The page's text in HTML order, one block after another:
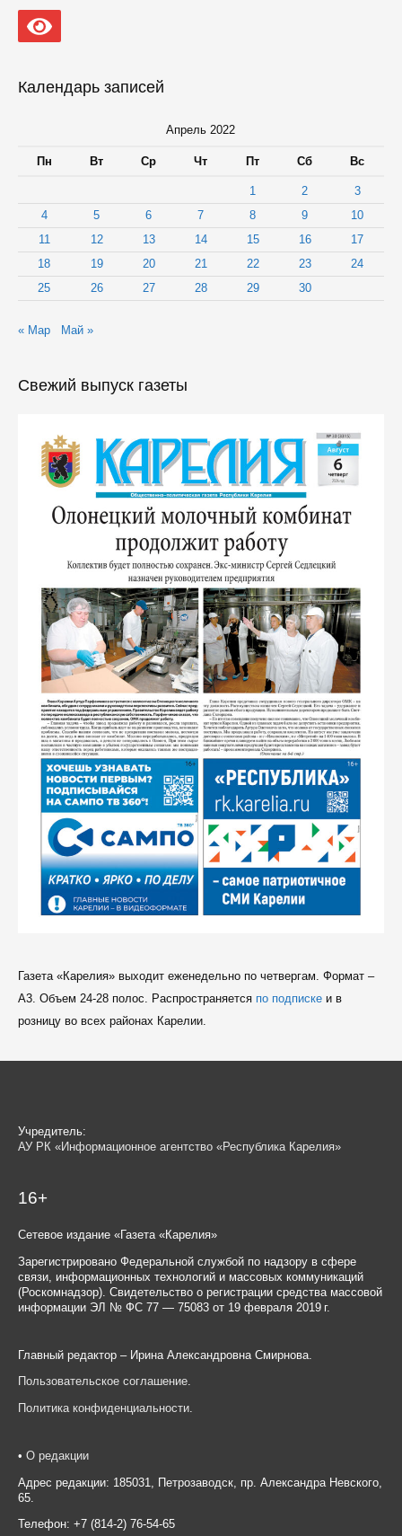
соцобъектов
Календарь записей
Апрель 2022
Пн Вт Ср Чт Пт Сб Вс
1 2
3
4
5 6 7 8 9
10
11
12 13 14 15 16
17
18
19 20 21 22 23
24
25
26 27 28 29 30
« Мар Май »
Свежий выпуск газеты
Газета «Карелия» выходит еженедельно по четвергам. Формат –
A3. Объем 24-28 полос. Распространяется по подпискеи в
розницу во всех районах Карелии.
Учредитель:
АУ РК «Информационное агентство «Республика Карелия»
16+
Сетевое издание «Газета «Карелия»
Зарегистрировано Федеральной службой по надзору в сфере
связи, информационных технологий и массовых коммуникаций
(Роскомнадзор). Свидетельство о регистрации средства массовой
информации ЭЛ № ФС 77 — 75083 от 19 февраля 2019 г.
Главный редактор – Ирина Александровна Смирнова.
Пользовательское соглашение.
Политика конфиденциальности.
• О редакции
Адрес редакции: 185031, Петрозаводск, пр. Александра Невского,
65.
Телефон: +7 (814-2) 76-54-65